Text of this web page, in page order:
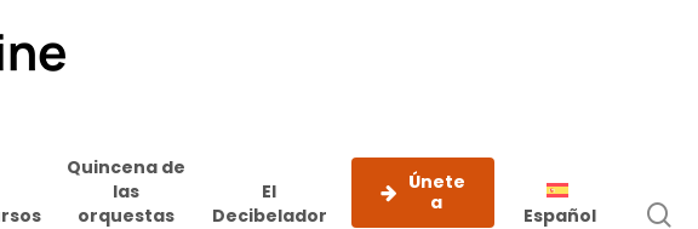
Quincena de
las
orquestas
El
Decibelador
Únete
a
Español